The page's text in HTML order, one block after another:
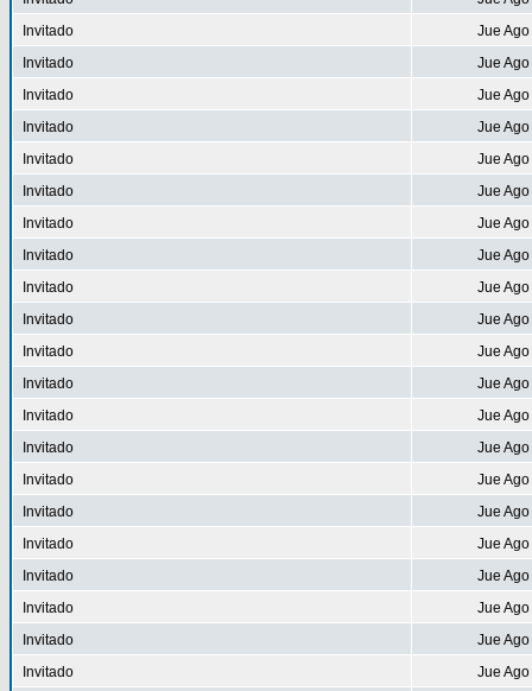
Invitado
Jue
Invitado
Jue
Invitado
Jue
Invitado
Jue
Invitado
Jue
Invitado
Jue
Invitado
Jue
Invitado
Jue
Invitado
Jue
Invitado
Jue
Invitado
Jue
Invitado
Jue
Invitado
Jue
Invitado
Jue
Invitado
Jue
Invitado
Jue
Invitado
Jue
Invitado
Jue
Invitado
Jue
Invitado
Jue
Invitado
Jue